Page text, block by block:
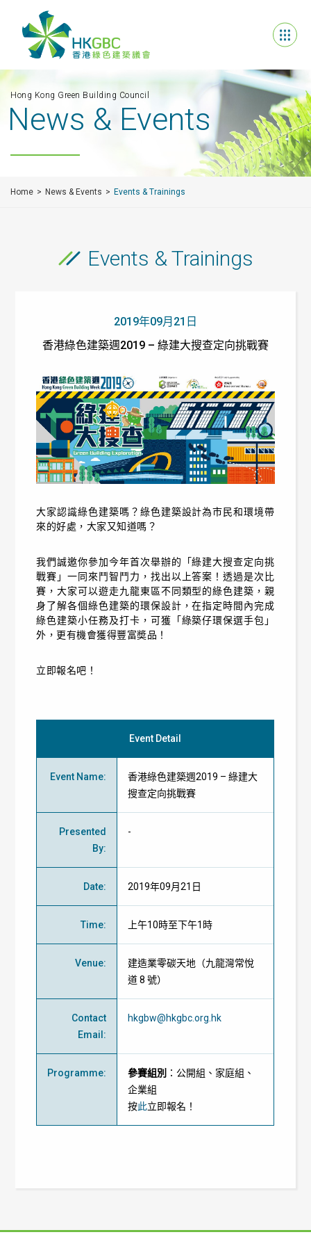
Hong Kong Green Building Council
News & Events
Home News & Events Events & Trainings
Events & Trainings
2019年09月21日
香港綠色建築週2019 – 綠建大搜查定向挑戰賽
大家認識綠色建築嗎？綠色建築設計為市民和環境帶
來的好處，大家又知道嗎？
我們誠邀你參加今年首次舉辦的「綠建大搜查定向挑
戰賽」一同來鬥智鬥力，找出以上答案！透過是次比
賽，大家可以遊走九龍東區不同類型的綠色建築，親
身了解各個綠色建築的環保設計，在指定時間內完成
綠色建築小任務及打卡，可獲「綠築仔環保選手包」
外，更有機會獲得豐富奬品！
立即報名吧！
Event Detail
Event Name:
香港綠色建築週2019 – 綠建大
搜查定向挑戰賽
Presented
By:
-
Date: 2019年09月21日
Time: 上午10時至下午1時
Venue:
建造業零碳天地（九龍灣常悅
道 8 號）
Contact
Email :
hkgbw@hkgbc.org.hk
Programme: 參賽組別
：公開組、家庭組、
企業組
按此立即報名！